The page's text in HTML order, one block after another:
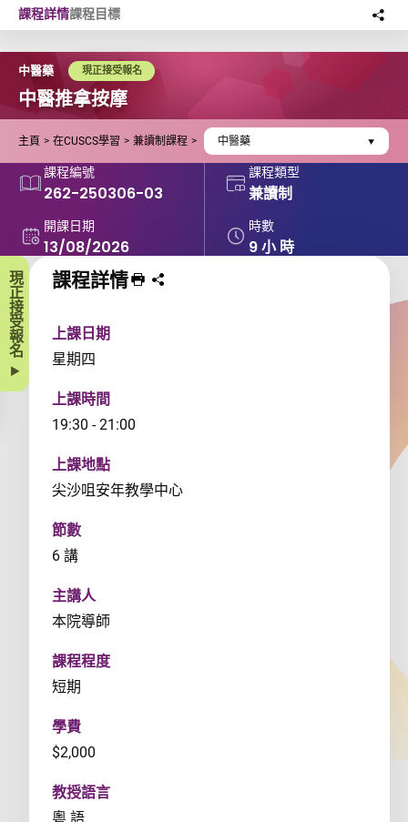
Skip to main content
中醫藥 現正接受報名
中醫推拿按摩
主頁 在CUSCS學習 兼讀制課程 中醫藥
課程編號
262-250306-03
課程類型
兼讀制
開課日期
13/08/2026
時數
9 小 時
課程詳情課程目標
現正接受報名 課程詳情 列印 課程
分享課程至
上課日期
星期四
上課時間
19:30 - 21:00
上課地點
尖沙咀安年教學中心
節數
6 講
主講人
本院導師
課程程度
短期
學費
$2,000
教授語言
粵 語